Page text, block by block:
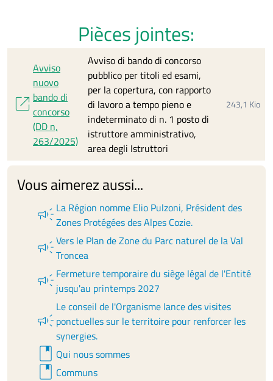
Pièces jointes:
open_in_new
Avviso
nuovo
bando di
concorso
(DD n,
263/2025)
Avviso di bando di concorso
pubblico per titoli ed esami,
per la copertura, con rapporto
di lavoro a tempo pieno e
indeterminato di n. 1 posto di
istruttore amministrativo,
area degli Istruttori
243,1 Kio
Vous aimerez aussi...
campaign La Région nomme Elio Pulzoni, Président des
Zones Protégées des Alpes Cozie.
campaignVers le Plan de Zone du Parc naturel de la Val
Troncea
campaign Fermeture temporaire du siège légal de l'Entité
jusqu'au printemps 2027
campaign
Le conseil de l'Organisme lance des visites
ponctuelles sur le territoire pour renforcer les
synergies.
book Qui nous sommes
book Communs